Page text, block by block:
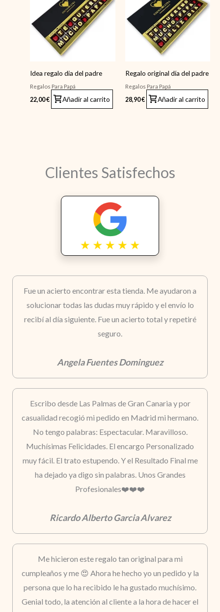
Idea regalo dia del padre
Regalos Para Papá
22,00€ Añadir al carrito
Regalo original día del padre
Regalos Para Papá
28,90€ Añadir al carrito
Clientes Satisfechos
Fue un acierto encontrar esta tienda. Me ayudaron a
solucionar todas las dudas muy rápido y el envío lo
recibí al día siguiente. Fue un acierto total y repetiré
seguro.
Angela Fuentes Dominguez
Escribo desde Las Palmas de Gran Canaria y por
casualidad recogió mi pedido en Madrid mi hermano.
No tengo palabras: Espectacular. Maravilloso.
Muchísimas Felicidades. El encargo Personalizado
muy fácil. El trato estupendo. Y el Resultado Final me
ha dejado ya digo sin palabras. Unos Grandes
Profesionales❤️❤️❤️
Ricardo Alberto Garcia Alvarez
Me hicieron este regalo tan original para mi
cumpleaños y me 😍 Ahora he hecho yo un pedido y la
persona que lo ha recibido le ha gustado muchísimo.
Genial todo, la atención al cliente a la hora de hacer el